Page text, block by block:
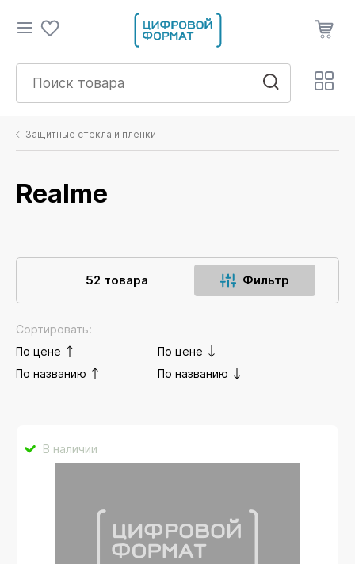
Защитные стекла и пленки
Realme
52 товара Фильтр
Сортировать:
По цене
По цене
По названию
По названию
В наличии